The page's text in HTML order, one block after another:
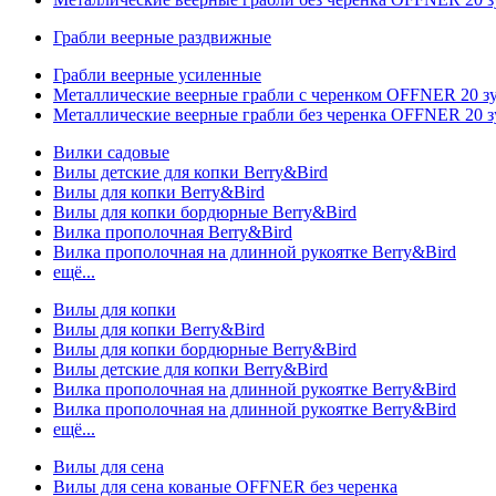
Грабли веерные раздвижные
Грабли веерные усиленные
Металлические веерные грабли с черенком OFFNER 20
Металлические веерные грабли без черенка OFFNER 20
Вилки садовые
Вилы детские для копки Berry&Bird
Вилы для копки Berry&Bird
Вилы для копки бордюрные Berry&Bird
Вилка прополочная Berry&Bird
Вилка прополочная на длинной рукоятке Berry&Bird
ещё...
Вилы для копки
Вилы для копки Berry&Bird
Вилы для копки бордюрные Berry&Bird
Вилы детские для копки Berry&Bird
Вилка прополочная на длинной рукоятке Berry&Bird
Вилка прополочная на длинной рукоятке Berry&Bird
ещё...
Вилы для сена
Вилы для сена кованые OFFNER без черенка